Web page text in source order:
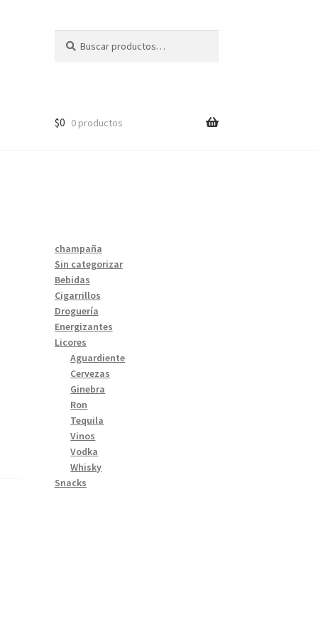
por:
$0 0 productos
champaña
Sin categorizar
Bebidas
Cigarrillos
Droguería
Energizantes
Licores
Aguardiente
Cervezas
Ginebra
Ron
Tequila
Vinos
Vodka
Whisky
Snacks